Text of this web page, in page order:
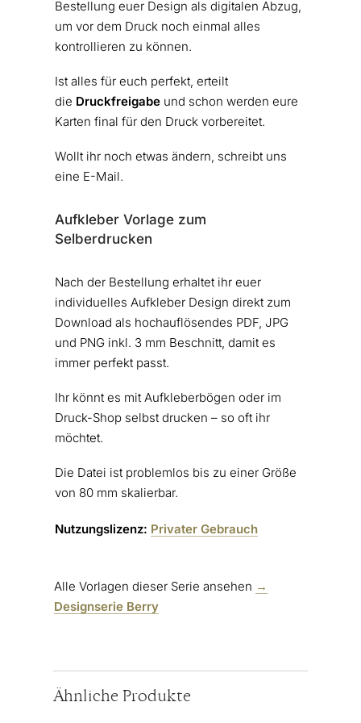
Bestellung euer Design als digitalen Abzug,
um vor dem Druck noch einmal alles
kontrollieren zu können.
Ist alles für euch perfekt, erteilt
die Druckfreigabeund schon werden eure
Karten final für den Druck vorbereitet.
Wollt ihr noch etwas ändern, schreibt uns
eine E-Mail.
Aufkleber Vorlage zum
Selberdrucken
Nach der Bestellung erhaltet ihr euer
individuelles Aufkleber Design direkt zum
Download als hochauflösendes PDF, JPG
und PNG inkl. 3 mm Beschnitt, damit es
immer perfekt passt.
Ihr könnt es mit Aufkleberbögen oder im
Druck-Shop selbst drucken – so oft ihr
möchtet.
Die Datei ist problemlos bis zu einer Größe
von 80 mm skalierbar.
Nutzungslizenz: Privater Gebrauch
Alle Vorlagen dieser Serie ansehen →
Designserie Berry
Ähnliche Produkte